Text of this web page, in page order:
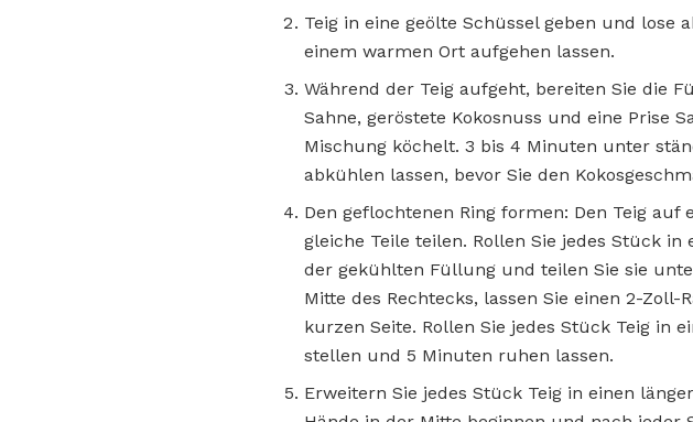
Teig in eine geölte Schüssel geben und lose
einem warmen Ort aufgehen lassen.
Während der Teig aufgeht, bereiten Sie die
Sahne, geröstete Kokosnuss und eine Prise
Mischung köchelt. 3 bis 4 Minuten unter
abkühlen lassen, bevor Sie den
Den geflochtenen Ring formen: Den Teig
gleiche Teile teilen. Rollen Sie jedes Stück
der gekühlten Füllung und teilen Sie sie
Mitte des Rechtecks, lassen Sie einen 2-
kurzen Seite. Rollen Sie jedes Stück Teig in
stellen und 5 Minuten ruhen lassen.
Erweitern Sie jedes Stück Teig in einen